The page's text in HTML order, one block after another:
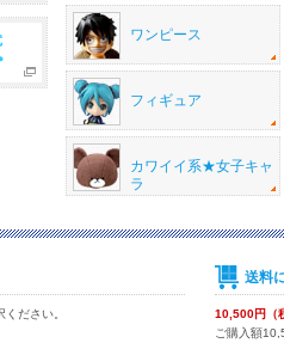
ワンピース
フィギュア
カワイイ系★女子キャ
ラ
ださい。
送料
10,500円（
ご購入額